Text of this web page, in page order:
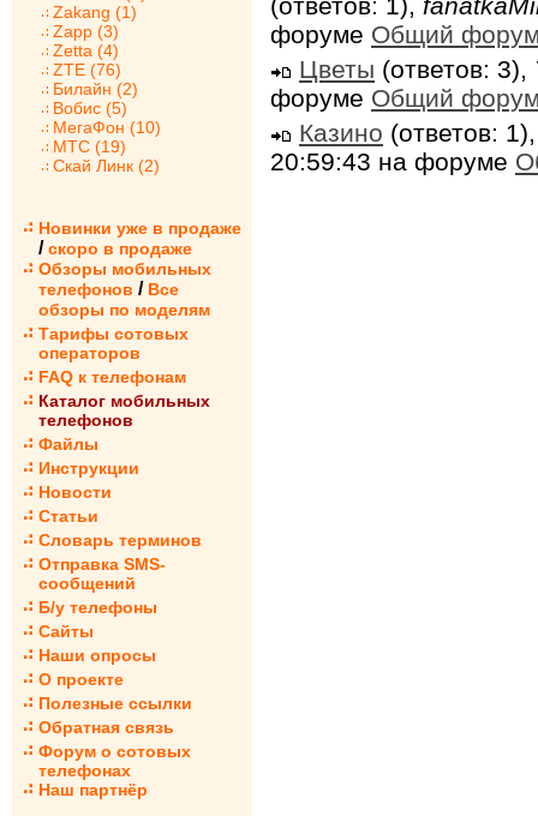
Zakang (1)
Zapp (3)
Zetta (4)
ZTE (76)
Билайн (2)
Вобис (5)
МегаФон (10)
МТС (19)
Скай Линк (2)
Новинки уже в продаже
/ скоро в продаже
Обзоры мобильных
телефонов / Все
обзоры по моделям
Тарифы сотовых
операторов
FAQ к телефонам
Каталог мобильных
телефонов
Файлы
Инструкции
Новости
Статьи
Словарь терминов
Отправка SMS-
сообщений
Б/у телефоны
Сайты
Наши опросы
О проекте
Полезные ссылки
Обратная связь
Форум о сотовых
телефонах
Наш партнёр
форуме Общий
Цветы (ответов: 3),
форуме Общий
Казино (ответов:
20:59:43 на форуме